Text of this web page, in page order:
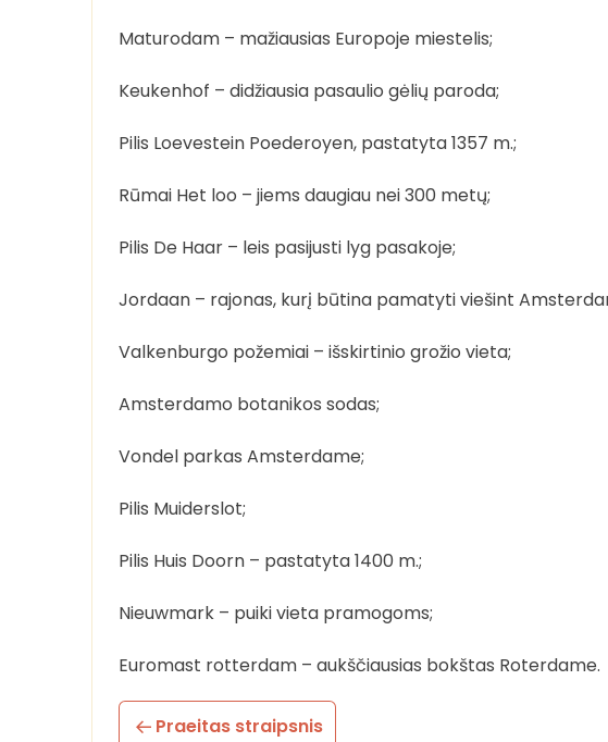
Maturodam – mažiausias Europoje miestelis;
Keukenhof – didžiausia pasaulio gėlių paroda;
Pilis Loevestein Poederoyen, pastatyta 1357 m.;
Rūmai Het loo – jiems daugiau nei 300 metų;
Pilis De Haar – leis pasijusti lyg pasakoje;
Jordaan – rajonas, kurį būtina pamatyti viešint
Valkenburgo požemiai – išskirtinio grožio vieta;
Amsterdamo botanikos sodas;
Vondel parkas Amsterdame;
Pilis Muiderslot;
Pilis Huis Doorn – pastatyta 1400 m.;
Nieuwmark – puiki vieta pramogoms;
Euromast rotterdam – aukščiausias bokštas Roterdame.
Praeitas straipsnis